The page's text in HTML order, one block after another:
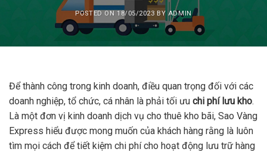
POSTED ON 18/05/2023 BY ADMIN
Để thành công trong kinh doanh, điều quan trọng đối với các
doanh nghiệp, tổ chức, cá nhân là phải tối ưu chi phí lưu kho.
Là một đơn vị kinh doanh dịch vụ cho thuê kho bãi, Sao Vàng
Express hiểu được mong muốn của khách hàng rằng là luôn
tìm mọi cách để tiết kiệm chi phí cho hoạt động lưu trữ hàng